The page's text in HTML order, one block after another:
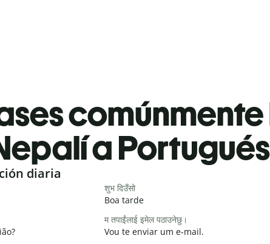
a
diaria
शुभ दिउँसो
Boa tarde
म तपाईंलाई इमेल पठाउनेछु।
Vou te enviar um e-mail.